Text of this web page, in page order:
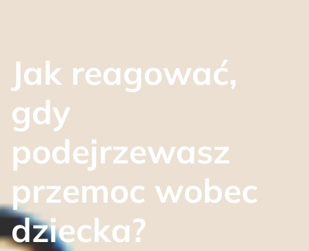
Jak reagować,
gdy
podejrzewasz
przemoc wobec
dziecka?